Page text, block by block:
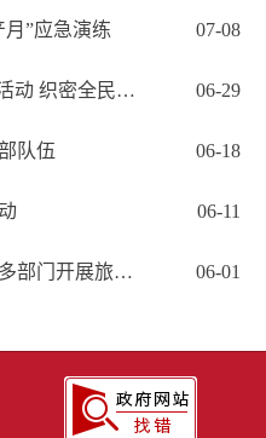
月”应急演练 07-08
密云镇开展禁毒宣传“四进”活动 织密全民防毒网 06-29
队伍 06-18
06-11
密云镇市场监督管理所联合多部门开展旅游行业合规经营培训 06-01